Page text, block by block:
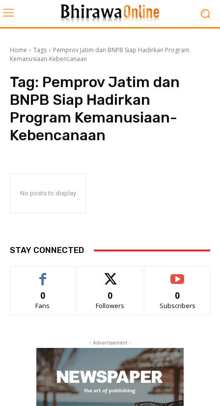
Home Tags
Pemprov Jatim dan BNPB Siap Hadirkan Program
Kemanusiaan-Kebencanaan
Tag: Pemprov Jatim dan
BNPB Siap Hadirkan
Program Kemanusiaan-
Kebencanaan
No posts to display
STAY CONNECTED
0
Fans
0
Followers
0
Subscribers
- Advertisement -